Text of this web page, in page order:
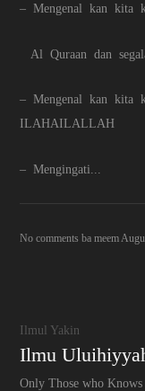
– Mengenal kan kita
Al Quraan dan
– Mengenal kan kita
ILAHAILALLAH
– Mengingati...
No comments ba meem
Ilmul Yakin
Ilmu
Only Those who